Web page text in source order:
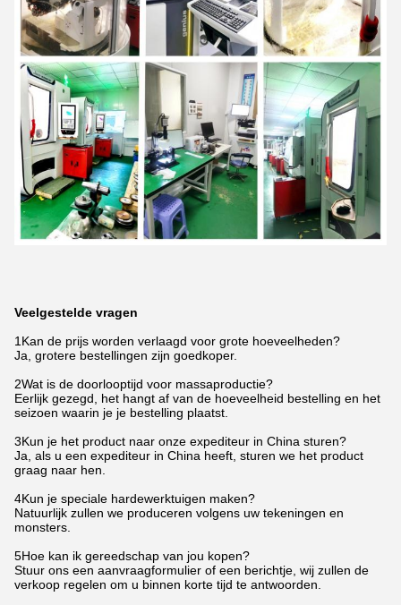
Veelgestelde vragen
1Kan de prijs worden verlaagd voor grote hoeveelheden?
Ja, grotere bestellingen zijn goedkoper.
2Wat is de doorlooptijd voor massaproductie?
Eerlijk gezegd, het hangt af van de hoeveelheid bestelling en het
seizoen waarin je je bestelling plaatst.
3Kun je het product naar onze expediteur in China sturen?
Ja, als u een expediteur in China heeft, sturen we het product
graag naar hen.
4Kun je speciale hardewerktuigen maken?
Natuurlijk zullen we produceren volgens uw tekeningen en
monsters.
5Hoe kan ik gereedschap van jou kopen?
Stuur ons een aanvraagformulier of een berichtje, wij zullen de
verkoop regelen om u binnen korte tijd te antwoorden.